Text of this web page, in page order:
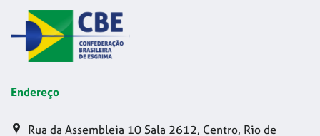
Endereço
Rua da Assembleia 10 Sala 2612, Centro, Rio de